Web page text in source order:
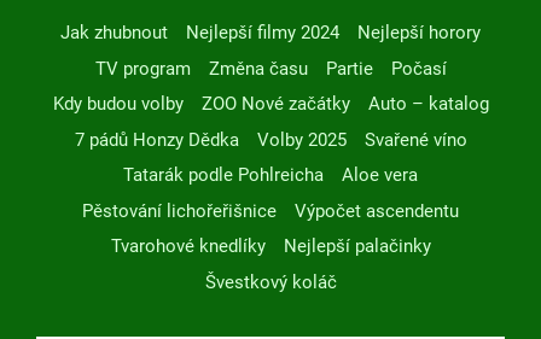
Jak zhubnout Nejlepší filmy 2024
Nejlepší horory
TV program
Změna času Partie
Počasí
Kdy budou volby
ZOO Nové začátky
Auto – katalog
7 pádů Honzy Dědka
Volby 2025
Svařené víno
Tatarák podle Pohlreicha
Aloe vera
Pěstování lichořeřišnice
Výpočet ascendentu
Tvarohové knedlíky
Nejlepší palačinky
Švestkový koláč